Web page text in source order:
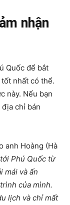
nhận
Quốc để bắt
nhất có thể.
này. Nếu bạn
chỉ bán
anh Hoàng (Hà
Phú Quốc từ
mái và ấn
của mình.
lịch và chỉ mất